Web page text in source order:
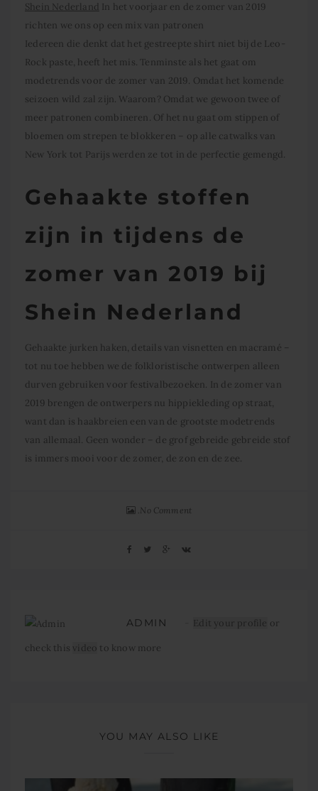
Shein Nederland In het voorjaar en de zomer van 2019
richten we ons op een mix van patronen
Iedereen die denkt dat het gestreepte shirt niet bij de Leo-
Rock paste, heeft het mis. Tenminste als het gaat om
modetrends voor de zomer van 2019. Omdat het komende
seizoen wild zal zijn. Waarom? Omdat we gewoon twee of
meer patronen combineren. Of het nu gaat om stippen of
bloemen om strepen te blokkeren – op alle catwalks van
New York tot Parijs werden ze tot in de perfectie gemengd.
Gehaakte stoffen
zijn in tijdens de
zomer van 2019 bij
Shein Nederland
Gehaakte jurken haken, details van visnetten en macramé –
tot nu toe hebben we de folkloristische ontwerpen alleen
durven gebruiken voor festivalbezoeken. In de zomer van
2019 brengen de ontwerpers nu hippiekleding op straat,
want dan is haakbreien een van de grootste modetrends
van allemaal. Geen wonder – de grof gebreide gebreide stof
is immers mooi voor de zomer, de zon en de zee.
No Comment
ADMIN Edit your profile or
check this video to know more
YOU MAY ALSO LIKE